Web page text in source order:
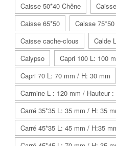
Caisse 50*40 Chêne
Caisse 65*50
Caisse 75*50
Caisse cache-clous
Calde
Calypso
Capri 100 L: 100
Capri 70 L: 70 mm / H: 30 mm
Carmine L : 120 mm / Hauteur :
Carré 35*35 L: 35 mm / H: 35
Carré 45*35 L: 45 mm / H:35